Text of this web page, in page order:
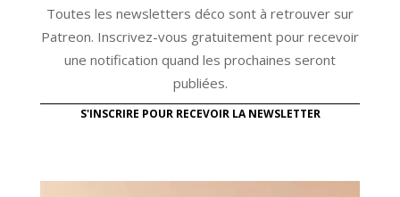
Toutes les newsletters déco sont à retrouver sur
Patreon. Inscrivez-vous gratuitement pour recevoir
une notification quand les prochaines seront
publiées.
S'INSCRIRE POUR RECEVOIR LA NEWSLETTER